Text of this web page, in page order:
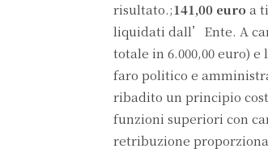
risultato.;141,00 euro a
liquidati dall’Ente. A
totale in 6.000,00 euro)
faro politico e
ribadito un principio
funzioni superiori con
retribuzione